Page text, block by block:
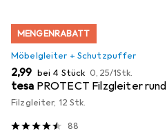
MENGENRABATT
Möbelgleiter + Schutzpuffer
EUR
2,99 bei 4 Stück EUR
0,25/1Stk.
tesa PROTECT Filzgleiter rund
Filzgleiter, 12 Stk.
88